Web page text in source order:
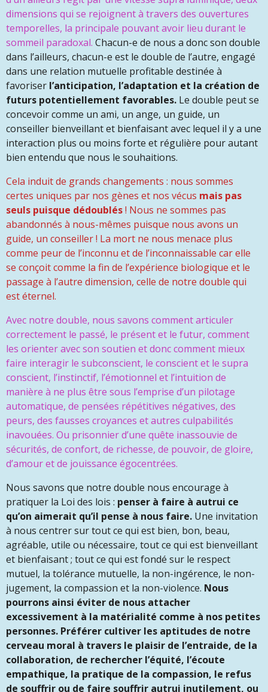
dimensions qui se rejoignent à travers des ouvertures
temporelles, la principale pouvant avoir lieu durant le
sommeil paradoxal. Chacun-e de nous a donc son double
dans l’ailleurs, chacun-e est le double de l’autre, engagé
dans une relation mutuelle profitable destinée à
favoriser l’anticipation, l’adaptation et la création de
futurs potentiellement favorables. Le double peut se
concevoir comme un ami, un ange, un guide, un
conseiller bienveillant et bienfaisant avec lequel il y a une
interaction plus ou moins forte et régulière pour autant
bien entendu que nous le souhaitions.
Cela induit de grands changements : nous sommes
certes uniques par nos gènes et nos vécus mais pas
seuls puisque dédoublés! Nous ne sommes pas
abandonnés à nous-mêmes puisque nous avons un
guide, un conseiller ! La mort ne nous menace plus
comme peur de l’inconnu et de l’inconnaissable car elle
se conçoit comme la fin de l’expérience biologique et le
passage à l’autre dimension, celle de notre double qui
est éternel.
Avec notre double, nous savons comment articuler
correctement le passé, le présent et le futur, comment
les orienter avec son soutien et donc comment mieux
faire interagir le subconscient, le conscient et le supra
conscient, l’instinctif, l’émotionnel et l’intuition de
manière à ne plus être sous l’emprise d’un pilotage
automatique, de pensées répétitives négatives, des
peurs, des fausses croyances et autres culpabilités
inavouées. Ou prisonnier d’une quête inassouvie de
sécurités, de confort, de richesse, de pouvoir, de gloire,
d’amour et de jouissance égocentrées.
Nous savons que notre double nous encourage à
pratiquer la Loi des lois : penser à faire à autrui ce
qu’on aimerait qu’il pense à nous faire. Une invitation
à nous centrer sur tout ce qui est bien, bon, beau,
agréable, utile ou nécessaire, tout ce qui est bienveillant
et bienfaisant ; tout ce qui est fondé sur le respect
mutuel, la tolérance mutuelle, la non-ingérence, le non-
jugement, la compassion et la non-violence. Nous
pourrons ainsi éviter de nous attacher
excessivement à la matérialité comme à nos petites
personnes. Préférer cultiver les aptitudes de notre
cerveau moral à travers le plaisir de l’entraide, de la
collaboration, de rechercher l’équité, l’écoute
empathique, la pratique de la compassion, le refus
de souffrir ou de faire souffrir autrui inutilement, ou